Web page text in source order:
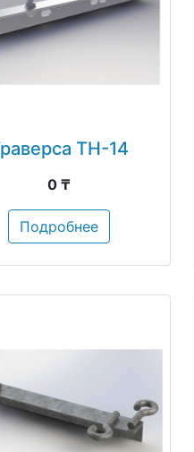
ТН-14
0 ₸
Подробнее